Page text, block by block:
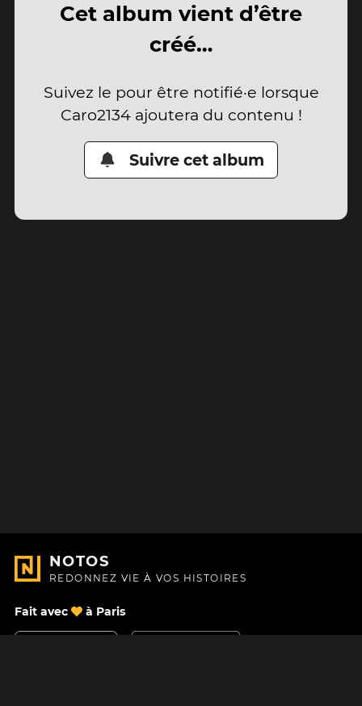
Cet album vient d’être
créé…
Suivez le pour être notifié·e lorsque
Caro2134 ajoutera du contenu !
Suivre cet album
NOTOS
REDONNEZ VIE À VOS HISTOIRES
Fait avec à Paris